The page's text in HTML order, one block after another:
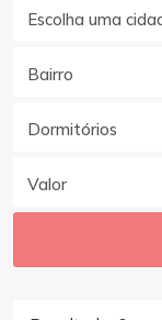
Escolha uma
Bairro
Dormitórios
Valor